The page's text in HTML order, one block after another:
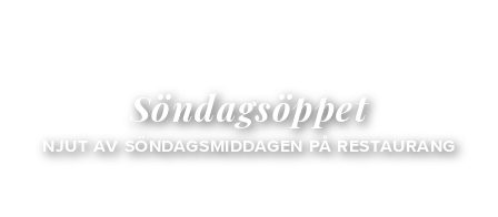
Söndagsöppet
NJUT AV SÖNDAGSMIDDAGEN PÅ RESTAURANG